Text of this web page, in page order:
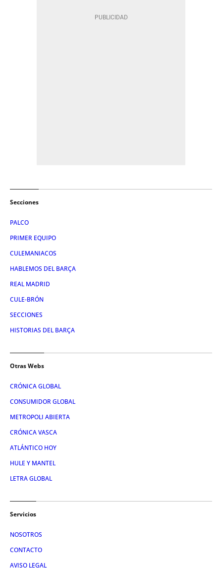
Secciones
PALCO
PRIMER EQUIPO
CULEMANIACOS
HABLEMOS DEL BARÇA
REAL MADRID
CULE-BRÓN
SECCIONES
HISTORIAS DEL BARÇA
Otras Webs
CRÓNICA GLOBAL
CONSUMIDOR GLOBAL
METROPOLI ABIERTA
CRÓNICA VASCA
ATLÁNTICO HOY
HULE Y MANTEL
LETRA GLOBAL
Servicios
NOSOTROS
CONTACTO
AVISO LEGAL